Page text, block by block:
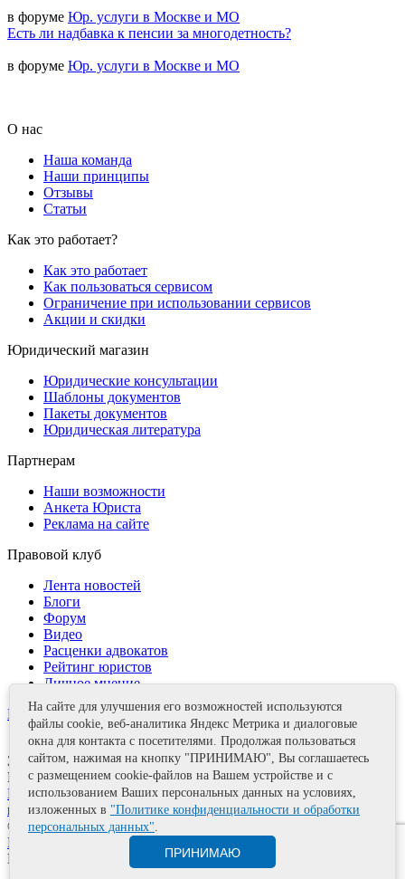
в форуме Юр. услуги в Москве и МО
Есть ли надбавка к пенсии за многодетность?
в форуме Юр. услуги в Москве и МО
О нас
Наша команда
Наши принципы
Отзывы
Статьи
Как это работает?
Как это работает
Как пользоваться сервисом
Ограничение при использовании сервисов
Акции и скидки
Юридический магазин
Юридические консультации
Шаблоны документов
Пакеты документов
Юридическая литература
Партнерам
Наши возможности
Анкета Юриста
Реклама на сайте
Правовой клуб
Лента новостей
Блоги
Форум
Видео
Расценки адвокатов
Рейтинг юристов
Личное мнение
Контакты
Задать вопрос
Поделиться
Политика информационной безопасности Правила
использования материалов
© 2011—2026 А.Е. Мишушин
Карта сайта
Разработка сайта
На сайте для улучшения его возможностей используются
файлы cookie, веб-аналитика Яндекс Метрика и диалоговые
окна для контакта с посетителями. Продолжая пользоваться
сайтом, нажимая на кнопку "ПРИНИМАЮ", Вы соглашаетесь
с размещением cookie-файлов на Вашем устройстве и с
использованием Ваших персональных данных на условиях,
изложенных в "Политике конфиденциальности и обработки
персональных данных".
ПРИНИМАЮ